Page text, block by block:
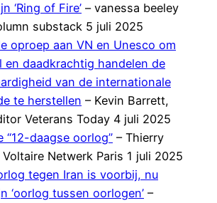
‘Ring of Fire’ – vanessa beeley
substack 5 juli 2025
oproep aan VN en Unesco om
en daadkrachtig handelen de
van de internationale
te herstellen – Kevin Barrett,
Veterans Today 4 juli 2025
“12-daagse oorlog” – Thierry
Netwerk Paris 1 juli 2025
tegen Iran is voorbij, nu
‘oorlog tussen oorlogen’ –